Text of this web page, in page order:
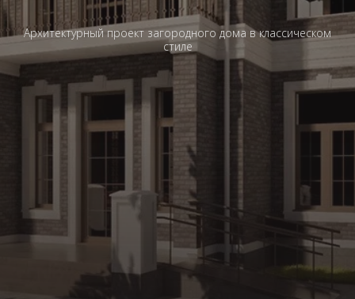
Архитектурный проект загородного дома в классическом
стиле